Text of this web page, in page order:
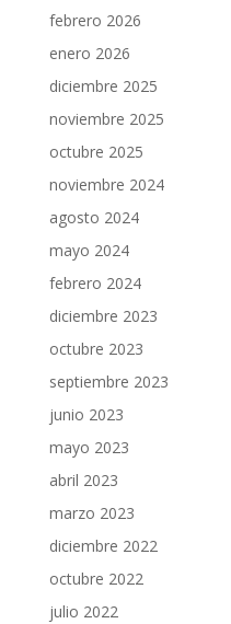
febrero 2026
enero 2026
diciembre 2025
noviembre 2025
octubre 2025
noviembre 2024
agosto 2024
mayo 2024
febrero 2024
diciembre 2023
octubre 2023
septiembre 2023
junio 2023
mayo 2023
abril 2023
marzo 2023
diciembre 2022
octubre 2022
julio 2022